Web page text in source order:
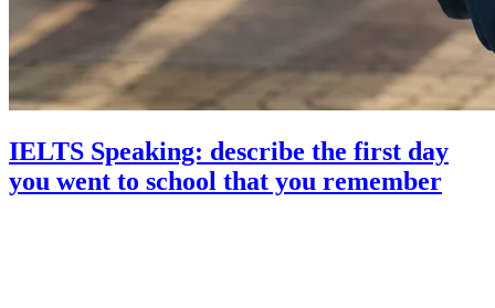
IELTS Speaking: describe the first day
you went to school that you remember